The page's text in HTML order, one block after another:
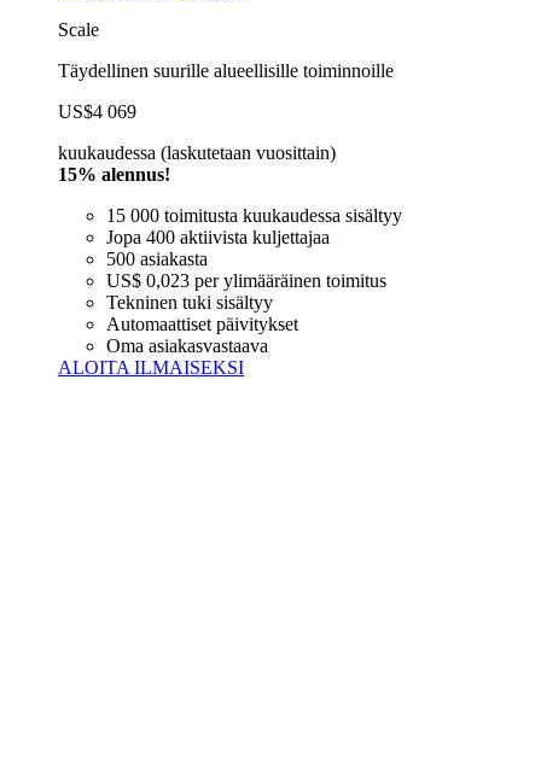
Scale
Täydellinen suurille alueellisille toiminnoille
US$4 069
kuukaudessa (laskutetaan vuosittain)
15% alennus!
15 000 toimitusta kuukaudessa sisältyy
Jopa 400 aktiivista kuljettajaa
500 asiakasta
US$ 0,023 per ylimääräinen toimitus
Tekninen tuki sisältyy
Automaattiset päivitykset
Oma asiakasvastaava
ALOITA ILMAISEKSI